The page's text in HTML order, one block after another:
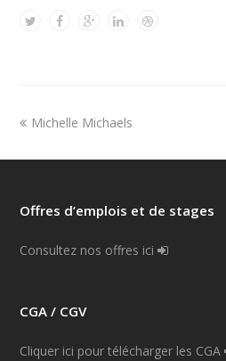
Michelle Michaels
Offres d’emplois et de stages
Consultez nos offres ici
CGA / CGV
Cliquer ici pour télécharger les CGA